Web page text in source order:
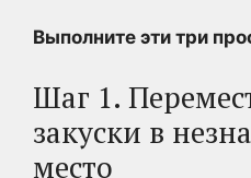
Выполните эти три
Шаг 1.
закуски в
место